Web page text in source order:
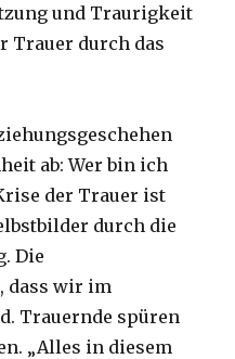
und Traurigkeit
Trauer durch das
ab: Wer bin ich
der Trauer ist
durch die
Die
dass wir im
Trauernde spüren
„Alles in diesem